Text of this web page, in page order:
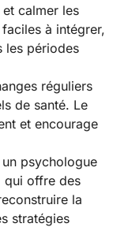
calmer les
à intégrer,
les périodes
réguliers
de santé. Le
et encourage
psychologue
qui offre des
la
stratégies